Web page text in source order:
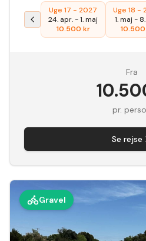
Uge 17 - 2027
24. apr.-1. maj
10.500 kr
Uge 18 -
1. maj -
10.500
Fra
pr.
Se rejse
Gravel